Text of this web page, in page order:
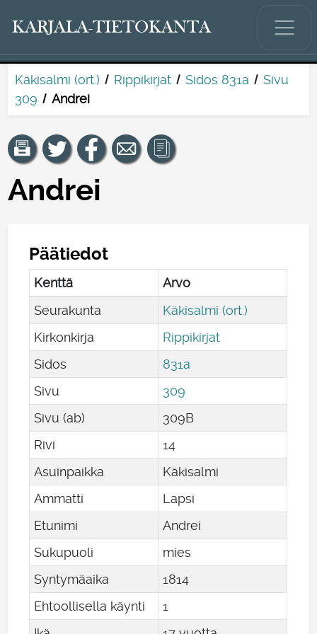
KARJALA-TIETOKANTA
Käkisalmi (ort.) Rippikirjat Sidos 831a
Sivu
309
Andrei
Andrei
Päätiedot
Kenttä
Arvo
Seurakunta
Käkisalmi (ort.)
Kirkonkirja
Rippikirjat
Sidos
831a
Sivu
309
Sivu (ab)
309B
Rivi
14
Asuinpaikka
Käkisalmi
Ammatti
Lapsi
Etunimi
Andrei
Sukupuoli
mies
Syntymäaika
1814
Ehtoollisella käynti
1